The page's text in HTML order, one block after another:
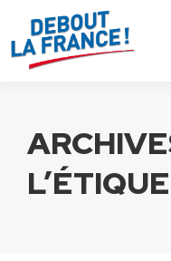
Panneau de gestion des